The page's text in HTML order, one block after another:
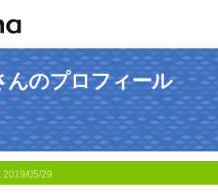
んのプロフィール
2019/05/29